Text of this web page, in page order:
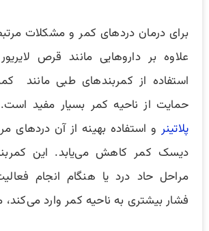
برای درمان دردهای کمر و مشکلات
استفاده از کمربندهای طبی مانند
حمایت از ناحیه کمر بسیار مفید است.
پلاتینر و استفاده بهینه از آن دردهای
دیسک کمر کاهش می‌یابد. این
مراحل حاد درد یا هنگام انجام
فشار بیشتری به ناحیه کمر وارد